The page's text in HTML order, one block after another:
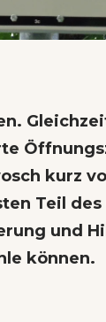
kurz
Teil des
und
können.